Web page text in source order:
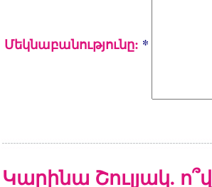
Մեկնաբանությունը: *
Կարինա Շուլյակ. ո՞վ